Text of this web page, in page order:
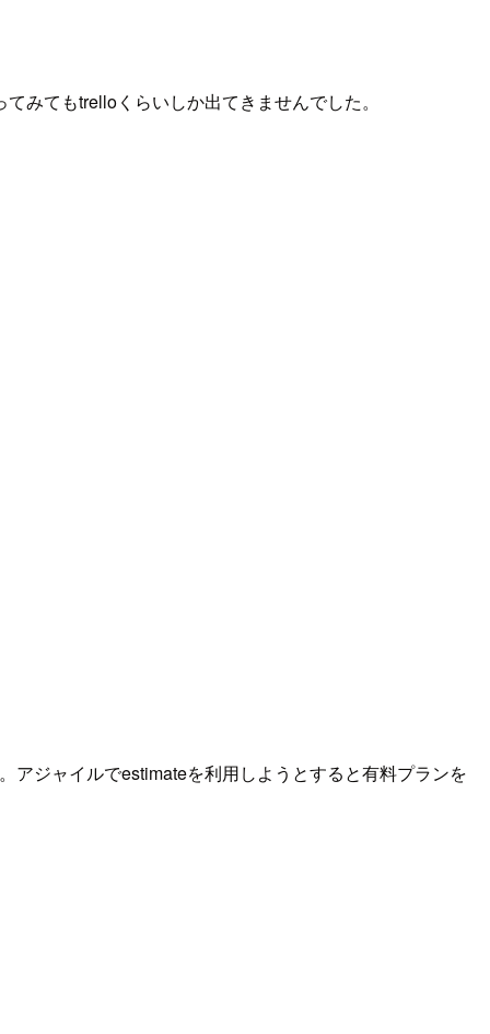
みてもtrelloくらいしか出てきませんでした。
アジャイルでestimateを利用しようとすると有料プランを